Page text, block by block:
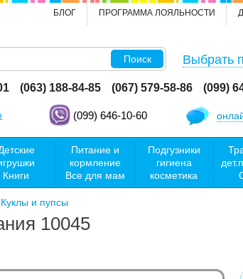
ПРОГРАММА ЛОЯЛЬНОСТИ
БЛОГ
Поиск Выбрать
(063) 188-84-85 (067) 579-58-86 (099)
(099) 646-10-60
Книги
Питание и
кормление
Все для мам
Подгузники
гигиена
косметика
Куклы и пупсы
10045